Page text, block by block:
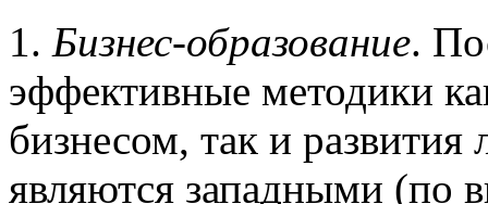
1. Бизнес-образование.
эффективные методики
бизнесом, так и
являются западными (по